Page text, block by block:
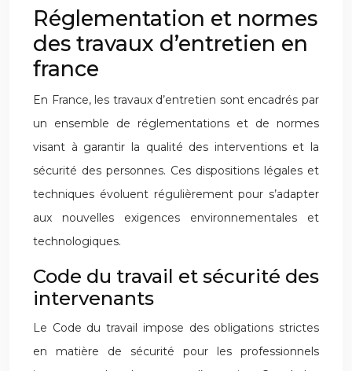
Réglementation et normes
des travaux d’entretien en
france
En France, les travaux d’entretien sont encadrés par
un ensemble de réglementations et de normes
visant à garantir la qualité des interventions et la
sécurité des personnes. Ces dispositions légales et
techniques évoluent régulièrement pour s’adapter
aux nouvelles exigences environnementales et
technologiques.
Code du travail et sécurité des
intervenants
Le Code du travail impose des obligations strictes
en matière de sécurité pour les professionnels